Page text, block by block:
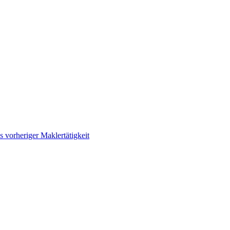
vorheriger Maklertätigkeit